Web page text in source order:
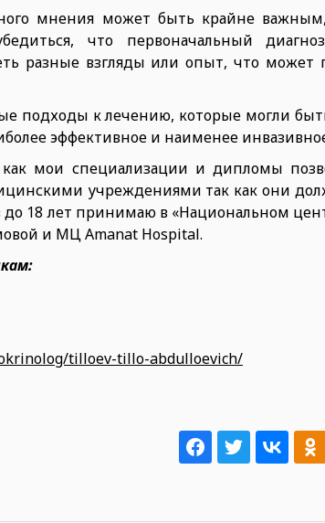
мнения может быть крайне
что первоначальный
разные взгляды или опыт, что может
подходы к лечению, которые могли
эффективное и наименее
как мои специализации и дипломы
учреждениями так как они
18 лет принимаю в «Национальном
и МЦ Amanat Hospital.
tilloev-tillo-abdulloevich/